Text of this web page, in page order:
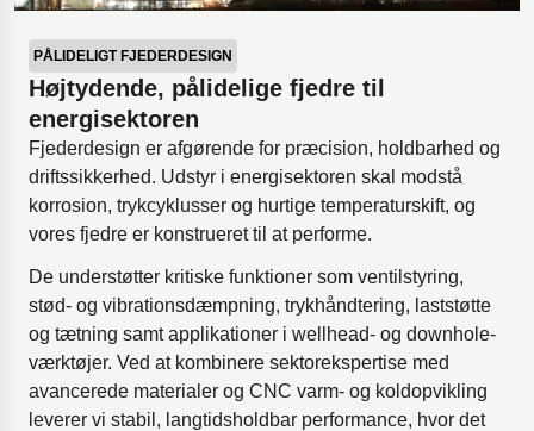
PÅLIDELIGT FJEDERDESIGN
Højtydende, pålidelige fjedre til
energisektoren
Fjederdesign er afgørende for præcision, holdbarhed og
driftssikkerhed. Udstyr i energisektoren skal modstå
korrosion, trykcyklusser og hurtige temperaturskift, og
vores fjedre er konstrueret til at performe.
De understøtter kritiske funktioner som ventilstyring,
stød- og vibrationsdæmpning, trykhåndtering, laststøtte
og tætning samt applikationer i wellhead- og downhole-
værktøjer. Ved at kombinere sektorekspertise med
avancerede materialer og CNC varm- og koldopvikling
leverer vi stabil, langtidsholdbar performance, hvor det